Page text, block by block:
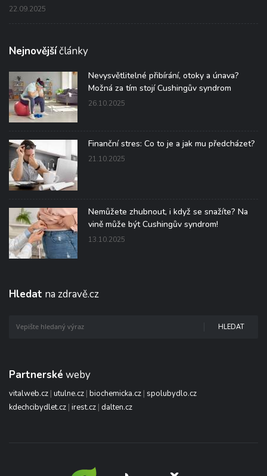
22.09.2025
Nejnovějšíčlánky
Nevysvětlitelné přibírání, otoky a únava?
Možná za tím stojí Cushingův syndrom
26.10.2025
Finanční stres: Co to je a jak mu předcházet?
21.10.2025
Nemůžete zhubnout, i když se snažíte? Na
vině může být Cushingův syndrom!
13.10.2025
Hledat na zdravě.cz
HLEDAT
Partnerské weby
vitalweb.cz | utulne.cz | biochemicka.cz | spolubydlo.cz
kdechcibydlet.cz | irest.cz | dalten.cz